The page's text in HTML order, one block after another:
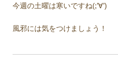
今週の土曜は寒いですね(;’∀’)
風邪には気をつけましょう！